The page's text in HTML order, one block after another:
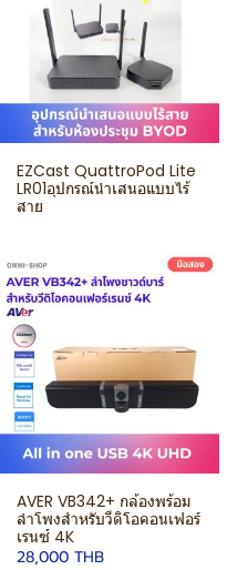
EZCast QuattroPod Lite
LR01อุปกรณ์นำเสนอแบบไร้
สาย
AVER VB342+ กล้องพร้อม
ลำโพงสำหรับวีดิโอคอนเฟอร์
เรนซ์ 4K
28,000 THB